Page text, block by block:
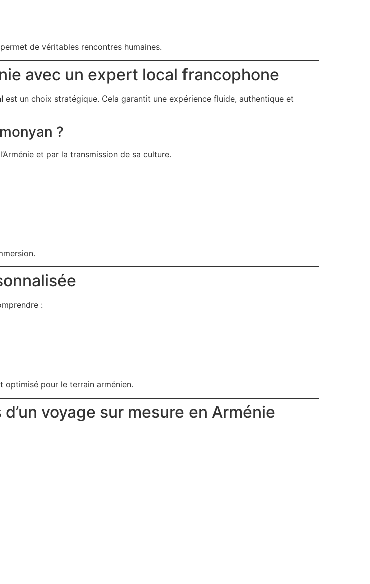
de véritables rencontres humaines.
avec un expert local francophone
est un choix stratégique. Cela garantit une expérience fluide, authentique et
?
et par la transmission de sa culture.
:
pour le terrain arménien.
voyage sur mesure en Arménie